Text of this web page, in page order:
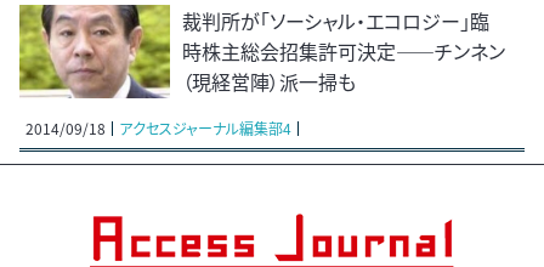
裁判所が「ソーシャル・エコロジー」臨
時株主総会招集許可決定――チンネン
（現経営陣）派一掃も
2014/09/18 アクセスジャーナル編集部4